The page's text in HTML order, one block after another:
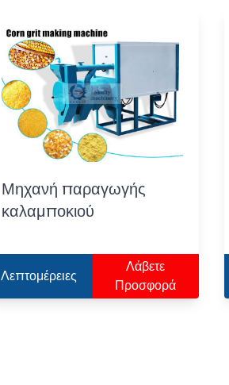
Μηχανή παραγωγής
καλαμποκιού
Λεπτομέρειες
Λάβετε
Προσφορά